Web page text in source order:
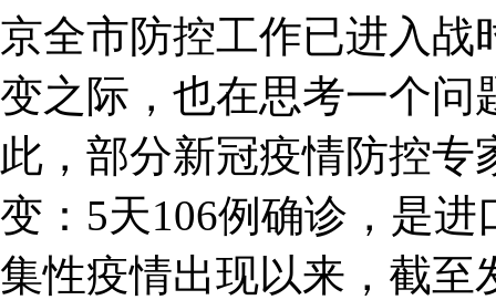
京全市防控工作已进入战
变之际，也在思考一个
此，部分新冠疫情防控
变：5天106例确诊，是
集性疫情出现以来，截至